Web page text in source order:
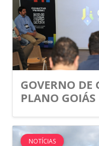
GOVERNO DE
PLANO
NOTÍCIAS